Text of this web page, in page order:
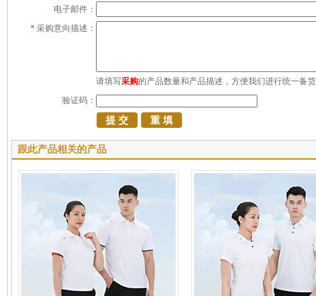
电子邮件：
* 采购意向描述：
请填写采购的产品数量和产品描述，方便我们进行统一备
验证码：
跟此产品相关的产品